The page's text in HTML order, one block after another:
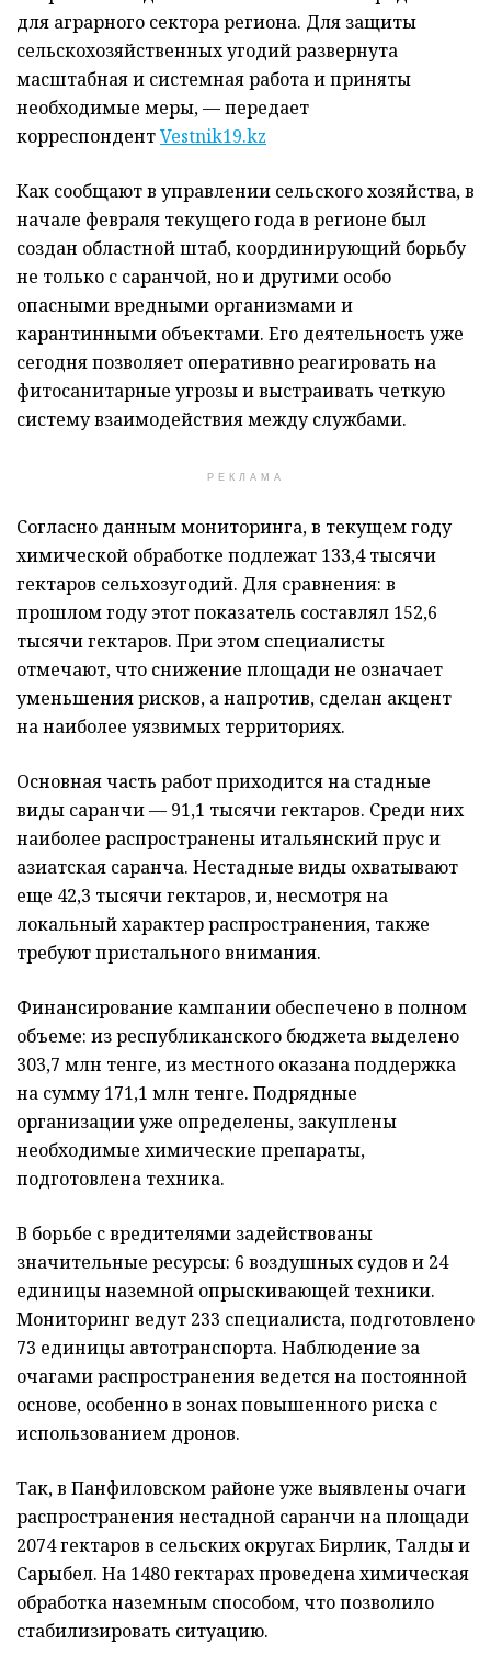
для аграрного сектора региона. Для защиты
сельскохозяйственных угодий развернута
масштабная и системная работа и приняты
необходимые меры, — передает
корреспондентVestnik19.kz
Как сообщают в управлении сельского хозяйства, в
начале февраля текущего года в регионе был
создан областной штаб, координирующий борьбу
не только с саранчой, но и другими особо
опасными вредными организмами и
карантинными объектами. Его деятельность уже
сегодня позволяет оперативно реагировать на
фитосанитарные угрозы и выстраивать четкую
систему взаимодействия между службами.
РЕКЛАМА
Согласно данным мониторинга, в текущем году
химической обработке подлежат 133,4 тысячи
гектаров сельхозугодий. Для сравнения: в
прошлом году этот показатель составлял 152,6
тысячи гектаров. При этом специалисты
отмечают, что снижение площади не означает
уменьшения рисков, а напротив, сделан акцент
на наиболее уязвимых территориях.
Основная часть работ приходится на стадные
виды саранчи — 91,1 тысячи гектаров. Среди них
наиболее распространены итальянский прус и
азиатская саранча. Нестадные виды охватывают
еще 42,3 тысячи гектаров, и, несмотря на
локальный характер распространения, также
требуют пристального внимания.
Финансирование кампании обеспечено в полном
объеме: из республиканского бюджета выделено
303,7 млн тенге, из местного оказана поддержка
на сумму 171,1 млн тенге. Подрядные
организации уже определены, закуплены
необходимые химические препараты,
подготовлена техника.
В борьбе с вредителями задействованы
значительные ресурсы: 6 воздушных судов и 24
единицы наземной опрыскивающей техники.
Мониторинг ведут 233 специалиста, подготовлено
73 единицы автотранспорта. Наблюдение за
очагами распространения ведется на постоянной
основе, особенно в зонах повышенного риска с
использованием дронов.
Так, в Панфиловском районе уже выявлены очаги
распространения нестадной саранчи на площади
2074 гектаров в сельских округах Бирлик, Талды и
Сарыбел. На 1480 гектарах проведена химическая
обработка наземным способом, что позволило
стабилизировать ситуацию.